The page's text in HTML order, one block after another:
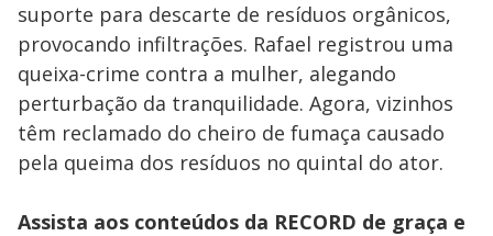
suporte para descarte de resíduos orgânicos,
provocando infiltrações. Rafael registrou uma
queixa-crime contra a mulher, alegando
perturbação da tranquilidade. Agora, vizinhos
têm reclamado do cheiro de fumaça causado
pela queima dos resíduos no quintal do ator.
Assista aos conteúdos da RECORD de graça e